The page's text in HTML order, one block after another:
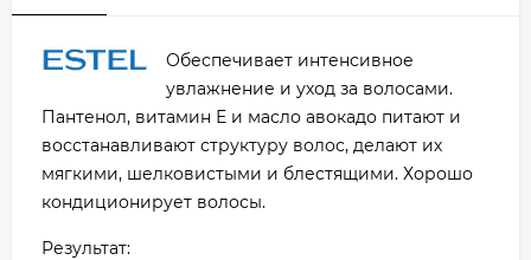
Обеспечивает интенсивное
увлажнение и уход за волосами.
Пантенол, витамин Е и масло авокадо питают и
восстанавливают структуру волос, делают их
мягкими, шелковистыми и блестящими. Хорошо
кондиционирует волосы.
Результат: